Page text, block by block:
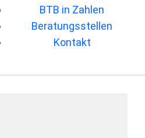
BTB in Zahlen
Beratungsstellen
Kontakt